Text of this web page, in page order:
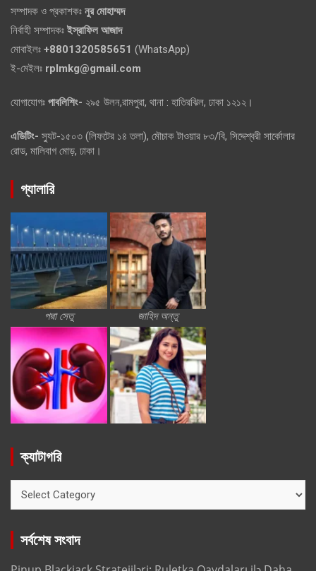
সম্পাদক ও প্রকাশকঃ নুর মোহাম্মদ
নির্বাহী সম্পাদকঃ ইস্রাফিল আজাদ
মোবাইলঃ +8801320585651 (WhatsApp)
ই-মেইলঃ rplmkg@gmail.com
যোগাযোগঃ পাবলিশিং- ২৯৫ উলন,রামপুরা, থানা : হাতিরঝিল, ঢাকা ১২১২।
এডিটিং- স্যুট-১৫০৩ (লিফটের ১৪ তলা), মৌচাক টাওয়ার ৮৩/বি, সিদ্দেশ্বরী সার্কোলার
রোড, মালিবাগ মোড়, ঢাকা।
গ্যালারি
পদ্মা সেতু জাহিদ অন্তু
ক্যাটাগরি
সর্বশেষ সংবাদ